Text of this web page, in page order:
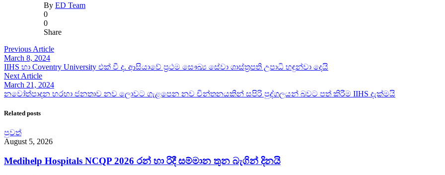
By ED Team
0
0
Share
Previous Article
March 8, 2024
IIHS හා Coventry University එක් වී ද. ආසියාවේ ප්‍රථම සෞඛ්‍ය සේවා ශාස්ත්‍රපති උපාධි හඳුන්වා දෙයි
Next Article
March 21, 2024
නවෝත්පාදන හරහා ජනතාව නව ලොවට ගැළපෙන නව චින්තනයකින් සපිරි පුද්ගලයන් බවට පත් කිරීම IIHS දැක්මයි
Related posts
පුවත්
August 5, 2026
Medihelp Hospitals NCQP 2026 රන් හා රිදී සම්මාන තුන බැගින් දිනයි